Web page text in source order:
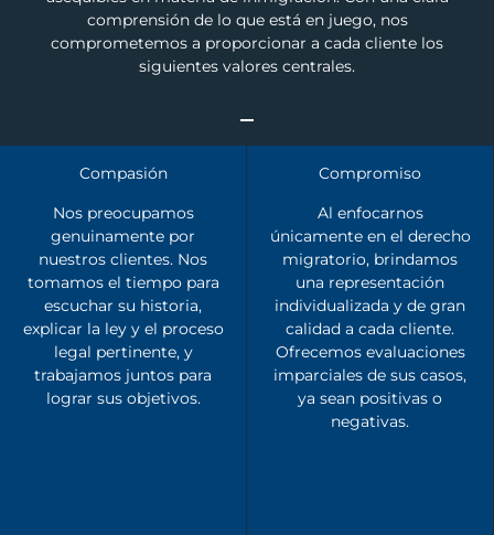
comprensión de lo que está en juego, nos
comprometemos a proporcionar a cada cliente los
siguientes valores centrales.
Compasión
Nos preocupamos
genuinamente por
nuestros clientes. Nos
tomamos el tiempo para
escuchar su historia,
explicar la ley y el proceso
legal pertinente, y
trabajamos juntos para
lograr sus objetivos.
Compromiso
Al enfocarnos
únicamente en el derecho
migratorio, brindamos
una representación
individualizada y de gran
calidad a cada cliente.
Ofrecemos evaluaciones
imparciales de sus casos,
ya sean positivas o
negativas.